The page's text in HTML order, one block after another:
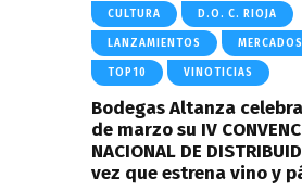
CULTURA D.O. C. RIOJA
LANZAMIENTOS MERCADOS
TOP10 VINOTICIAS
Bodegas Altanza
de marzo su IV
NACIONAL DE
vez que estrena vino y